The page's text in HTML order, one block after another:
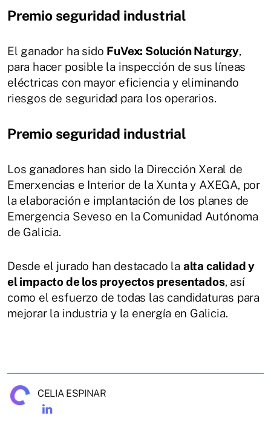
Premio seguridad industrial
El ganador ha sido FuVex: Solución Naturgy,
para hacer posible la inspección de sus líneas
eléctricas con mayor eficiencia y eliminando
riesgos de seguridad para los operarios.
Premio seguridad industrial
Los ganadores han sido la Dirección Xeral de
Emerxencias e Interior de la Xunta y AXEGA, por
la elaboración e implantación de los planes de
Emergencia Seveso en la Comunidad Autónoma
de Galicia.
Desde el jurado han destacado la alta calidad y
el impacto de los proyectos presentados, así
como el esfuerzo de todas las candidaturas para
mejorar la industria y la energía en Galicia.
CELIA ESPINAR